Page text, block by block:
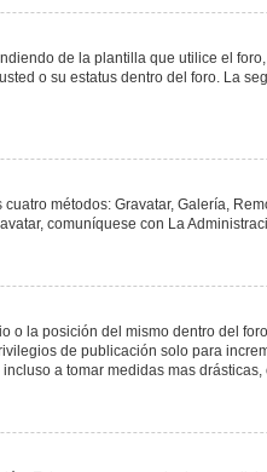
de la plantilla que utilice el
o su estatus dentro del foro. La
métodos: Gravatar, Galería,
comuníquese con La
la posición del mismo dentro del
de publicación solo para
a tomar medidas mas